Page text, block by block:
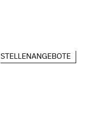
STELLENANGEBOTE